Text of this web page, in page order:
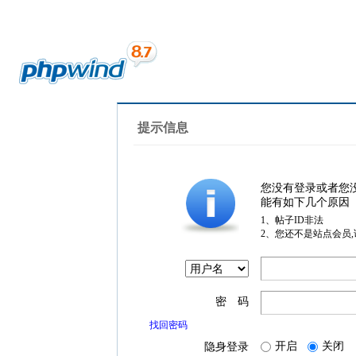
提示信息
您没有登录或者您
能有如下几个原因
1、帖子ID非法
2、您还不是站点会员
密 码
找回密码
隐身登录 开启 关闭